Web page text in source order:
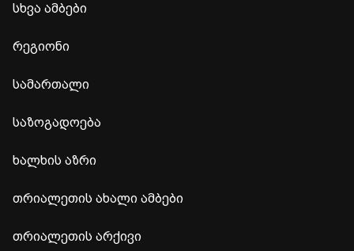
სხვა ამბები
რეგიონი
სამართალი
საზოგადოება
ხალხის აზრი
თრიალეთის ახალი ამბები
თრიალეთის არქივი